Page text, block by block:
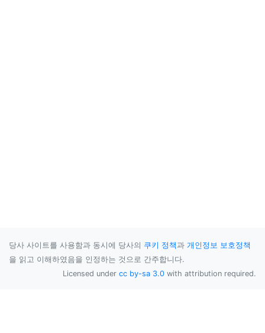
당사 사이트를 사용함과 동시에 당사의 쿠키 정책과 개인정보 보호정책
을 읽고 이해하였음을 인정하는 것으로 간주합니다.
Licensed under cc by-sa 3.0 with attribution required.